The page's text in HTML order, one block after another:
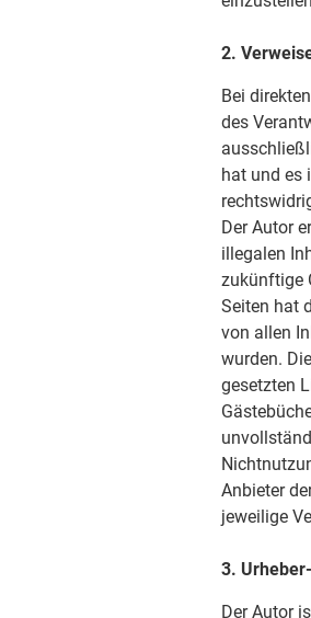
2.
Bei
des
hat und es
Der Autor
illegalen
zukünftige
Seiten hat
von allen
wurden.
gesetzten
Anbieter
jeweilige
3.
Der Autor